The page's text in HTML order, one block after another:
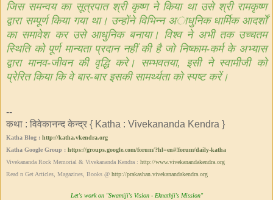
जिस समन्वय का सूत्रपात श्री कृष्ण ने किया था उसे श्री रामकृष्ण
द्वारा सम्पूर्ण किया गया था। उन्होंने विभिन्न अाधुनिक धार्मिक आदर्शों
का समावेश कर उसे आधुनिक बनाया। विश्व ने अभी तक उच्चतम
स्थिति को पूर्ण मान्यता प्रदान नहीं की है जो निष्काम-कर्म के अभ्यास
द्वारा मानव-जीवन की वृद्धि करे। सम्भवतया, इसी ने स्वामीजी को
प्रेरित किया कि वे बार-बार इसकी सामर्थ्यता को स्पष्ट करें।
--
कथा : विवेकानन्द केन्द्र { Katha : Vivekananda Kendra }
Katha Blog : http://katha.vkendra.org
Katha Google Group : https://groups.google.com/forum/?hl=en#!forum/daily-katha
Vivekananda Rock Memorial & Vivekananda Kendra : http://www.vivekanandakendra. org
Read n Get Articles, Magazines, Books @ http://prakashan. vivekanandakendra.org
Let's work on "Swamiji's Vision - Eknathji's Mission"